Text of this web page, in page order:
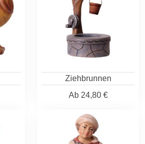
Ziehbrunnen
Ab24,80 €